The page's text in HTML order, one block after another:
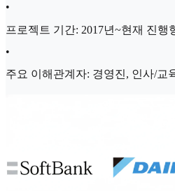
•
프로젝트 기간: 2017년~현재 진행
•
주요 이해관계자: 경영진, 인사/교